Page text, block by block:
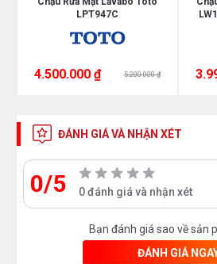
hệ thống của Bếp an toàn để
từ các nhân viên bán hàng của
LPT947C
4.500.000 ₫ 5.200.000 ₫
ĐÁNH GIÁ VÀ NHẬN XÉT
0/5 0 đánh giá và nhận xét
Bạn đánh giá sao về sản
ĐÁNH GIÁ